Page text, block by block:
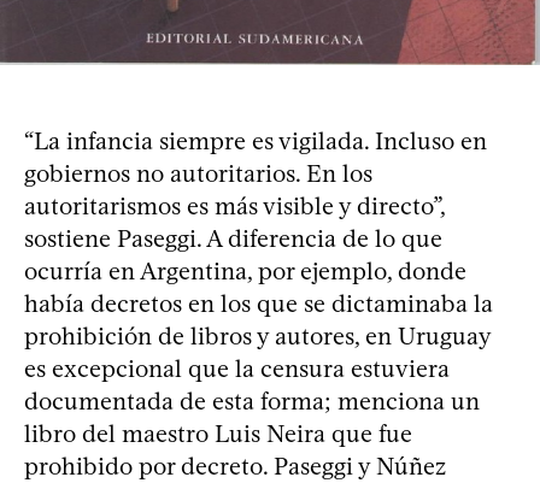
“La infancia siempre es vigilada. Incluso en
gobiernos no autoritarios. En los
autoritarismos es más visible y directo”,
sostiene Paseggi. A diferencia de lo que
ocurría en Argentina, por ejemplo, donde
había decretos en los que se dictaminaba la
prohibición de libros y autores, en Uruguay
es excepcional que la censura estuviera
documentada de esta forma; menciona un
libro del maestro Luis Neira que fue
prohibido por decreto. Paseggi y Núñez